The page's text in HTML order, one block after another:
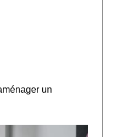
un